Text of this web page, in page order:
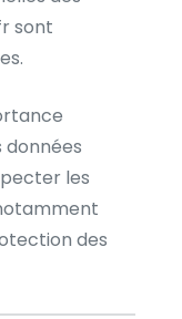
sont
les
des